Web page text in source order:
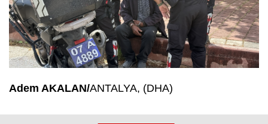
Adem AKALAN/ANTALYA, (DHA)